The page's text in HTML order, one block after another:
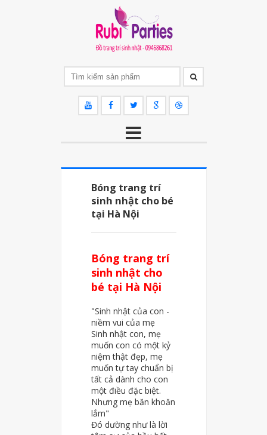
Bóng trang trí
sinh nhật cho bé
tại Hà Nội
Bóng trang trí
sinh nhật cho
bé tại Hà Nội
"Sinh nhật của con -
niềm vui của mẹ
Sinh nhật con, mẹ
muốn con có một kỷ
niệm thật đẹp, mẹ
muốn tự tay chuẩn bị
tất cả dành cho con
một điều đặc biệt.
Nhưng mẹ băn khoăn
lắm"
Đó dường như là lời